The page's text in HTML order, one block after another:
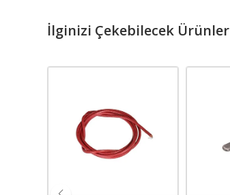
İlginizi Çekebilecek Ürünler